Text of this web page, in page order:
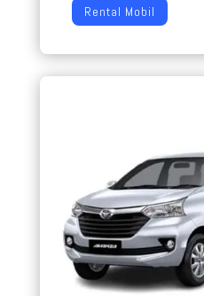
Rental Mobil